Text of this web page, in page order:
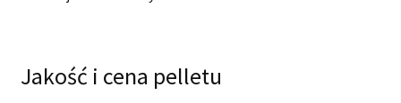
Jakość i cena pelletu